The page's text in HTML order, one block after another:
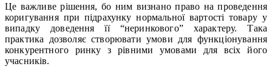
Це важливе рішення, бо ним визнано право на проведення
коригування при підрахунку нормальної вартості товару у
випадку доведення її “неринкового” характеру. Така
практика дозволяє створювати умови для функціонування
конкурентного ринку з рівними умовами для всіх його
учасників.